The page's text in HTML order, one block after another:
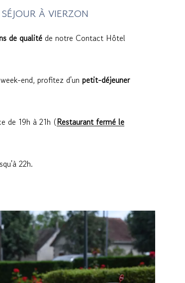
À VIERZON
de qualité de notre Contact Hôtel
end, profitez d'un petit-déjeuner
de 19h à 21h (Restaurant fermé le
22h.